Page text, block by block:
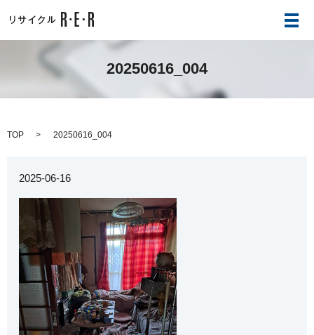
メ
20250616_004
TOP 20250616_004
2025-06-16